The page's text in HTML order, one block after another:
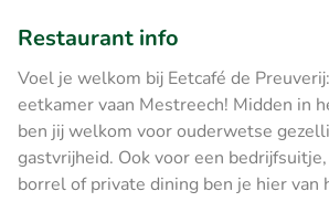
Restaurant info
Voel je welkom bij Eetcafé de
eetkamer vaan Mestreech! Midden in
ben jij welkom voor ouderwetse
gastvrijheid. Ook voor een
borrel of private dining ben je hier van